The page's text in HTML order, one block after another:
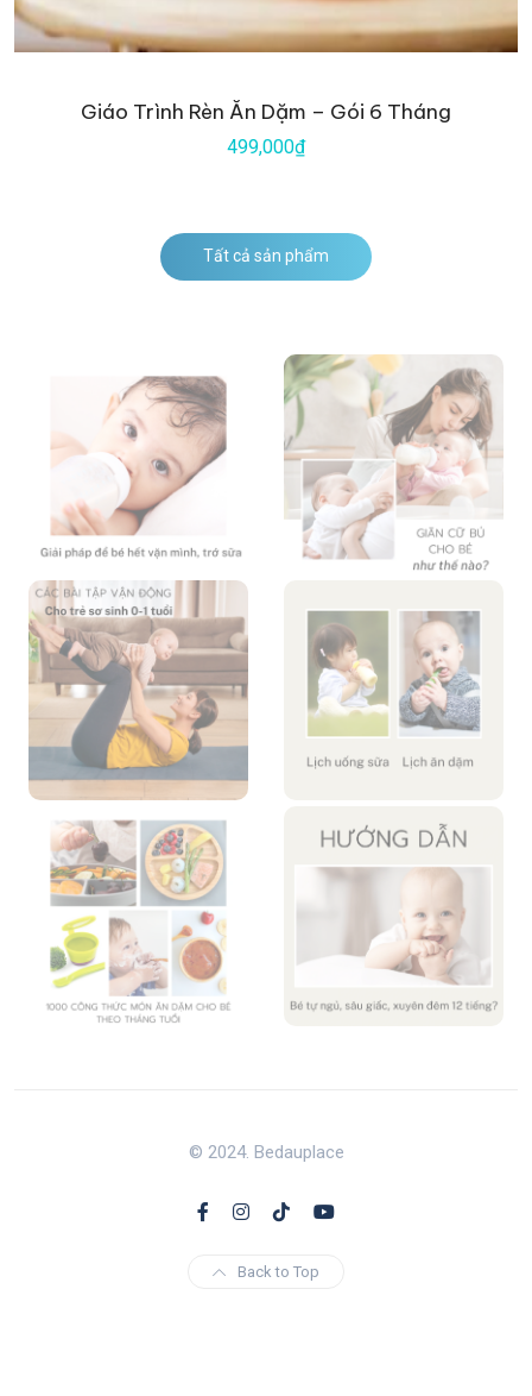
Giáo Trình Rèn Ăn Dặm – Gói 6 Tháng
499,000₫
Tất cả sản phẩm
© 2024. Bedauplace
Back to Top